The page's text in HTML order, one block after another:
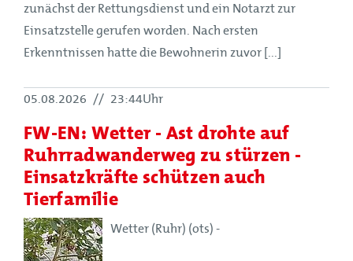
zunächst der Rettungsdienst und ein Notarzt zur
Einsatzstelle gerufen worden. Nach ersten
Erkenntnissen hatte die Bewohnerin zuvor [...]
05.08.2026 // 23:44Uhr
FW-EN: Wetter - Ast drohte auf
Ruhrradwanderweg zu stürzen -
Einsatzkräfte schützen auch
Tierfamilie
Wetter (Ruhr) (ots) -